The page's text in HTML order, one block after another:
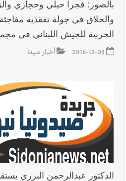
أخبار لبنان مؤسسة مياه لبنان
يستهدف فرق المؤسسة أثناء عملهم في
بالصور: فجرا حبلي وحجازي
والحلاق في جولة تفقدية
الحربية للجيش اللبناني في
2018-12-03 أخبار صيدا
الدكتور عبدالرحمن البزري